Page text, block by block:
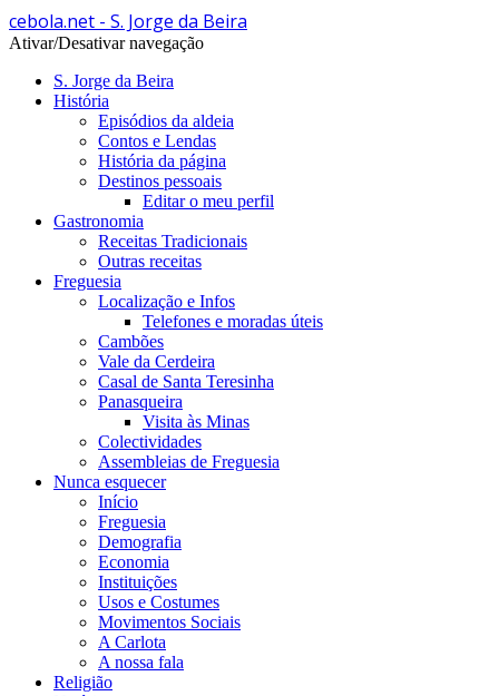
cebola.net - S. Jorge da Beira
Ativar/Desativar navegação
S. Jorge da Beira
História
Episódios da aldeia
Contos e Lendas
História da página
Destinos pessoais
Editar o meu perfil
Gastronomia
Receitas Tradicionais
Outras receitas
Freguesia
Localização e Infos
Telefones e moradas úteis
Cambões
Vale da Cerdeira
Casal de Santa Teresinha
Panasqueira
Visita às Minas
Colectividades
Assembleias de Freguesia
Nunca esquecer
Início
Freguesia
Demografia
Economia
Instituições
Usos e Costumes
Movimentos Sociais
A Carlota
A nossa fala
Religião